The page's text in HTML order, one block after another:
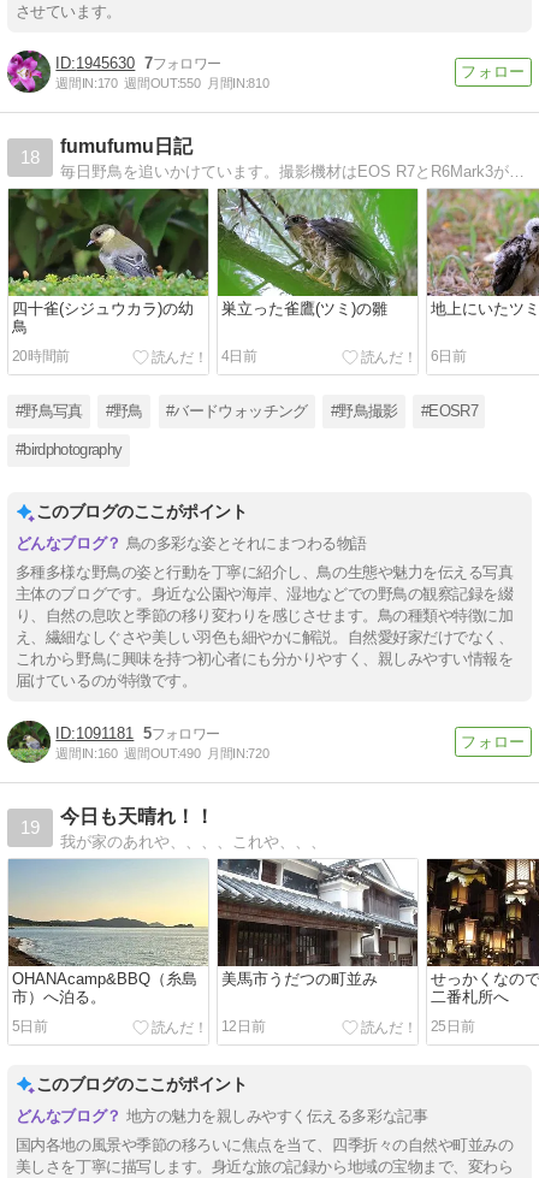
させています。
1945630 7
週間IN:170 週間OUT:550 月間IN:810
18
fumufumu日記
毎日野鳥を追いかけています。撮影機材はEOS R7とR6Mark3が中心です。その他とLUMIX GX7 Mark2も使っています。
四十雀(シジュウカラ)の幼
鳥
20時間前
巣立った雀鷹(ツミ)の雛
4日前
地上にいたツ
6日前
#野鳥写真 #野鳥 #バードウォッチング #野鳥撮影 #EOSR7
#birdphotography
このブログのここがポイント
鳥の多彩な姿とそれにまつわる物語
多種多様な野鳥の姿と行動を丁寧に紹介し、鳥の生態や魅力を伝える写真
主体のブログです。身近な公園や海岸、湿地などでの野鳥の観察記録を綴
り、自然の息吹と季節の移り変わりを感じさせます。鳥の種類や特徴に加
え、繊細なしぐさや美しい羽色も細やかに解説。自然愛好家だけでなく、
これから野鳥に興味を持つ初心者にも分かりやすく、親しみやすい情報を
届けているのが特徴です。
1091181 5
週間IN:160 週間OUT:490 月間IN:720
19
今日も天晴れ！！
我が家のあれや、、、、これや、、、
OHANAcamp&BBQ（糸島
市）へ泊る。
5日前
美馬市うだつの町並み
12日前
せっかくなの
二番札所へ
25日前
このブログのここがポイント
地方の魅力を親しみやすく伝える多彩な記事
国内各地の風景や季節の移ろいに焦点を当て、四季折々の自然や町並みの
美しさを丁寧に描写します。身近な旅の記録から地域の宝物まで、変わら